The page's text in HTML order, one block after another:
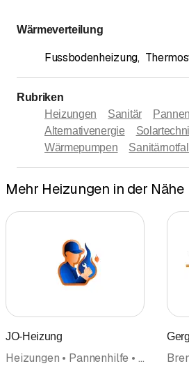
Wärmeverteilung
Fussbodenheizung,
Rubriken
Heizungen
Sanitär
Alternativenergie
Wärmepumpen
Mehr Heizungen in der Nähe
JO-Heizung
Heizungen • Pannenhilfe • Sanitär • Sanitäre Anlagen und Installationen • Alternativenergie • Plomberie